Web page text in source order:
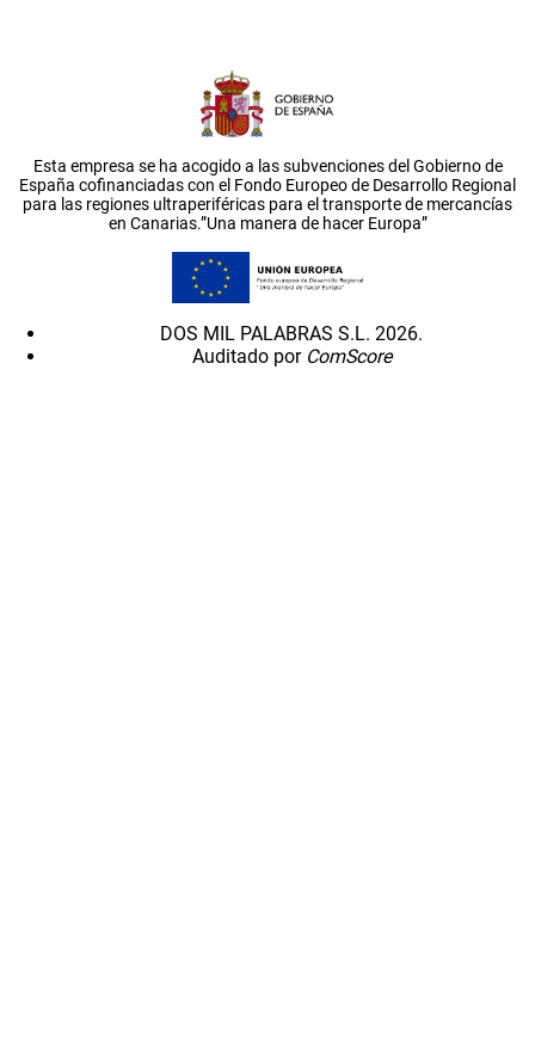
Esta empresa se ha acogido a las subvenciones del Gobierno de
España cofinanciadas con el Fondo Europeo de Desarrollo Regional
para las regiones ultraperiféricas para el transporte de mercancías
en Canarias.”Una manera de hacer Europa”
DOS MIL PALABRAS S.L. 2026.
Auditado por ComScore